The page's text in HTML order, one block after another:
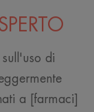
di
a [farmaci]